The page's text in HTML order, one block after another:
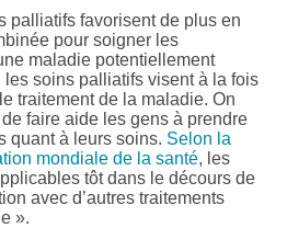
palliatifs favorisent de plus en
pour soigner les
maladie potentiellement
les soins palliatifs visent à la fois
traitement de la maladie. On
faire aide les gens à prendre
quant à leurs soins. Selon la
mondiale de la santé, les
tôt dans le décours de
avec d’autres traitements
».